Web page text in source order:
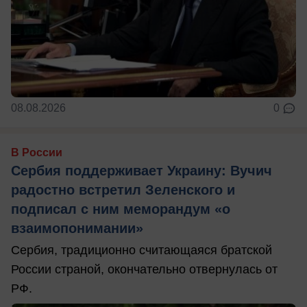
08.08.2026 0
В России
Сербия поддерживает Украину: Вучич
радостно встретил Зеленского и
подписал с ним меморандум «о
взаимопонимании»
Сербия, традиционно считающаяся братской
России страной, окончательно отвернулась от
РФ.